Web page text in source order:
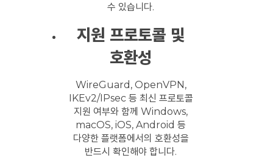
수 있습니다.
지원 프로토콜 및
호환성
WireGuard, OpenVPN,
IKEv2/IPsec 등 최신 프로토콜
지원 여부와 함께 Windows,
macOS, iOS, Android 등
다양한 플랫폼에서의 호환성을
반드시 확인해야 합니다.